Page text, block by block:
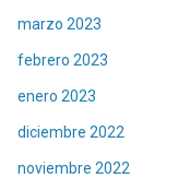
marzo 2023
febrero 2023
enero 2023
diciembre 2022
noviembre 2022